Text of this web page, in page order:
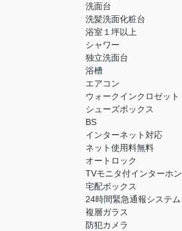
洗面台
洗髪洗面化粧台
浴室１坪以上
シャワー
独立洗面台
浴槽
エアコン
ウォークインクロゼット
シューズボックス
BS
インターネット対応
ネット使用料無料
オートロック
TVモニタ付インターホン
宅配ボックス
24時間緊急通報システム
複層ガラス
防犯カメラ